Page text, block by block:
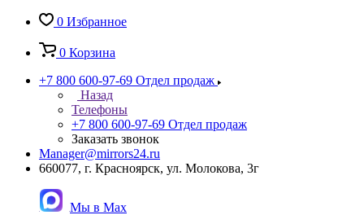
0 Избранное
0 Корзина
+7 800 600-97-69 Отдел продаж
Назад
Телефоны
+7 800 600-97-69 Отдел продаж
Заказать звонок
Manager@mirrors24.ru
660077, г. Красноярск, ул. Молокова, 3г
Мы в Max